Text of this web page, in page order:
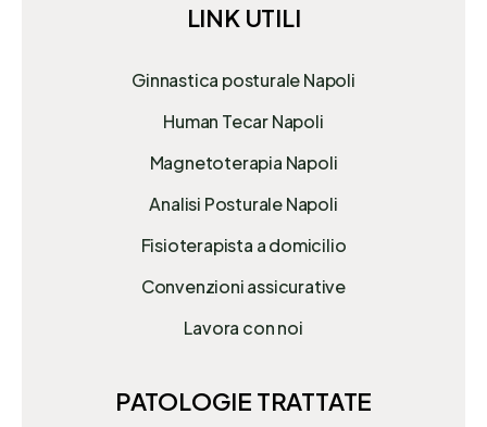
LINK UTILI
Ginnastica posturale Napoli
Human Tecar Napoli
Magnetoterapia Napoli
Analisi Posturale Napoli
Fisioterapista a domicilio
Convenzioni assicurative
Lavora con noi
PATOLOGIE TRATTATE